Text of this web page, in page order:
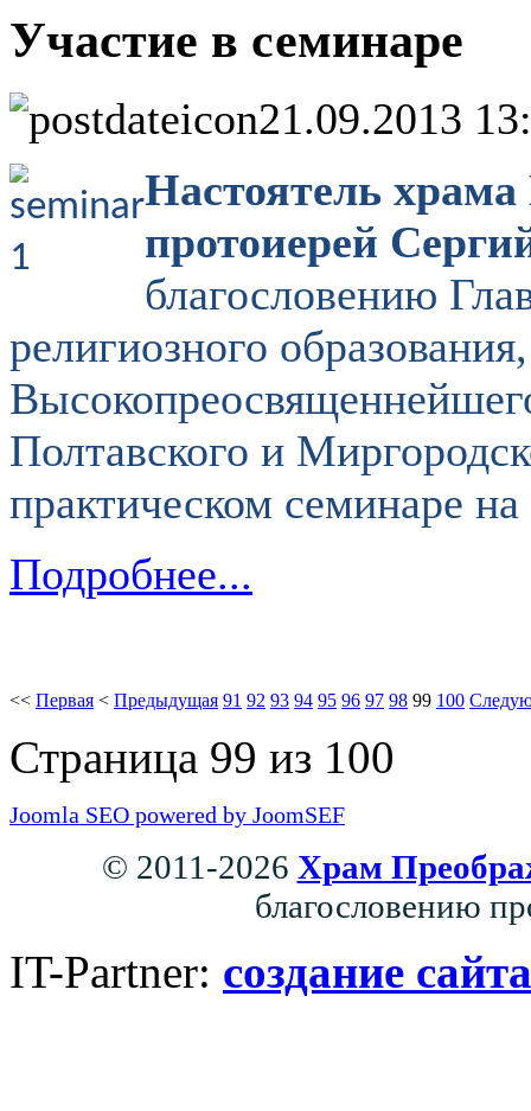
Участие в семинаре
21.09.2013
Настоятель
протоиерей
благословению
религиозного
Полтавского и
практическом семинаре на
Подробнее...
<< Первая < Предыдущая 91 92 93 94 95 96 97 98 99 100
Страница 99 из 100
Joomla SEO powered by JoomSEF
© 2011-2026 Храм
благословению
IT-Partner: создание сайта